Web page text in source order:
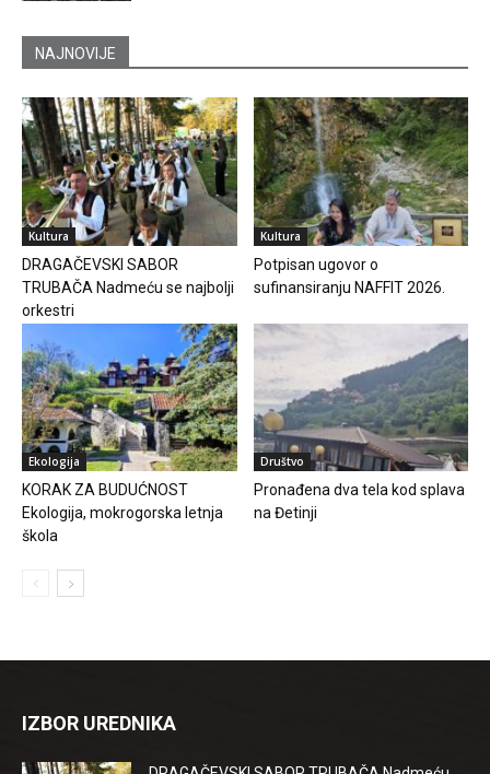
NAJNOVIJE
Kultura
DRAGAČEVSKI SABOR
TRUBAČA Nadmeću se najbolji
orkestri
Kultura
Potpisan ugovor o
sufinansiranju NAFFIT 2026.
Ekologija
KORAK ZA BUDUĆNOST
Ekologija, mokrogorska letnja
škola
Društvo
Pronađena dva tela kod splava
na Đetinji
IZBOR UREDNIKA